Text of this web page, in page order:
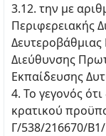
3.12. την με
Περιφερειακής
Δευτεροβάθμιας
Διεύθυνσης
Εκπαίδευσης
4. Το γεγονός
κρατικού
Γ/538/216670/